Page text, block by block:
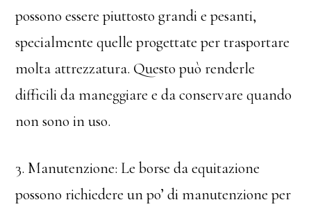
possono essere piuttosto grandi e pesanti,
specialmente quelle progettate per trasportare
molta attrezzatura. Questo può renderle
difficili da maneggiare e da conservare quando
non sono in uso.
3. Manutenzione: Le borse da equitazione
possono richiedere un po’ di manutenzione per